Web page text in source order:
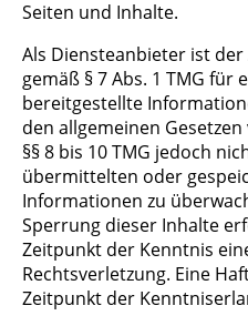
Seiten und Inhalte.
Als Diensteanbieter ist
gemäß § 7 Abs. 1 TMG für
bereitgestellte
den allgemeinen
§§ 8 bis 10 TMG jedoch
übermittelten oder
Informationen zu
Sperrung dieser Inhalte
Zeitpunkt der Kenntnis
Rechtsverletzung. Eine
Zeitpunkt der